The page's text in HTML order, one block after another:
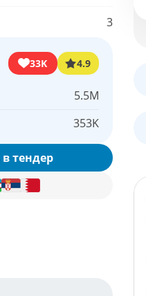
3
33K 4.9
5.5M
353K
тендер